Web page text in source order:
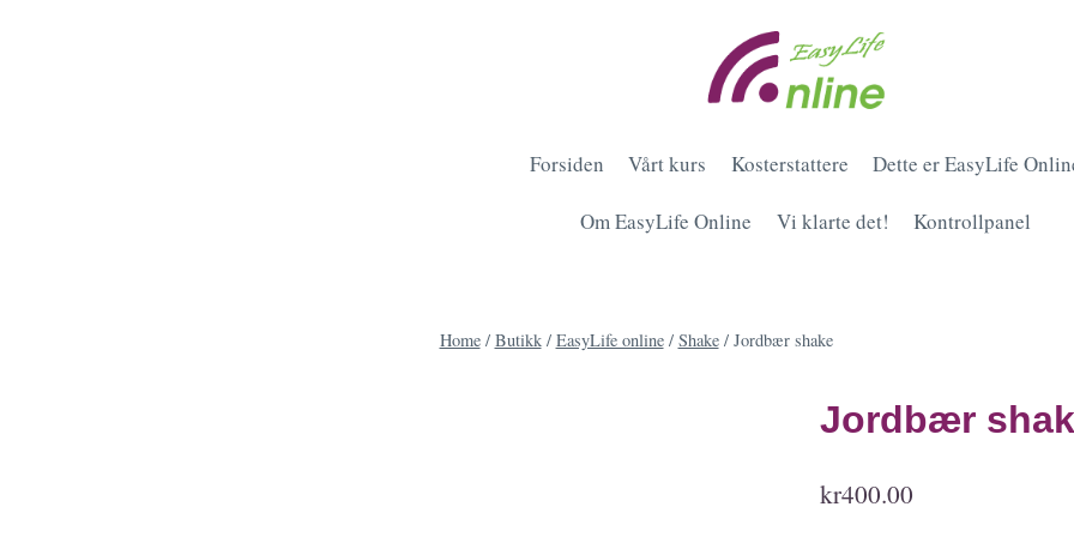
Forsiden Vårt kurs Kosterstattere Dette er EasyLife
Om EasyLife Online Vi klarte det! Kontrollpanel
Home / Butikk / EasyLife online / Shake / Jordbær shake
Jordbær
kr400.00